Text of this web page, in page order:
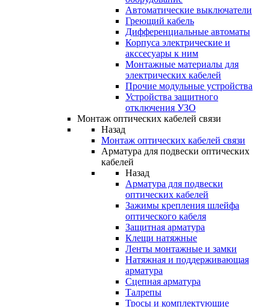
Автоматические выключатели
Греющий кабель
Дифференциальные автоматы
Корпуса электрические и
акссесуары к ним
Монтажные материалы для
электрических кабелей
Прочие модульные устройства
Устройства защитного
отключения УЗО
Монтаж оптических кабелей связи
Назад
Монтаж оптических кабелей связи
Арматура для подвески оптических
кабелей
Назад
Арматура для подвески
оптических кабелей
Зажимы крепления шлейфа
оптического кабеля
Защитная арматура
Клещи натяжные
Ленты монтажные и замки
Натяжная и поддерживающая
арматура
Сцепная арматура
Талрепы
Тросы и комплектующие